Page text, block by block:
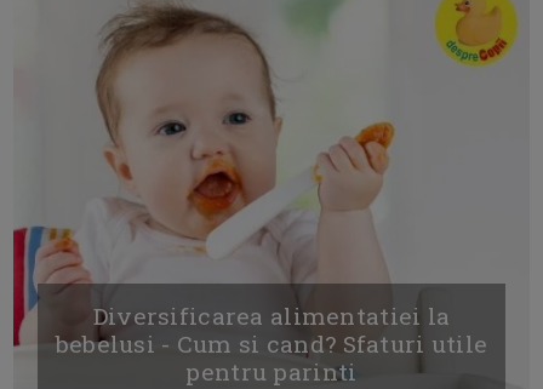
Diversificarea alimentatiei la
bebelusi - Cum si cand? Sfaturi utile
pentru parinti